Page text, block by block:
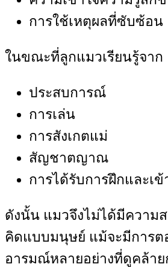
การใช้เหตุผลที่ซับซ้อน
ในขณะที่ลูกแมวเรียนรู้จาก
ประสบการณ์
การเล่น
การสังเกตแม่
สัญชาตญาณ
การได้รับการฝึกและเข้
ดังนั้น แมวจึงไม่ได้มีความ
คิดแบบมนุษย์ แม้จะมีการต
อารมณ์หลายอย่างที่ดูคล้า